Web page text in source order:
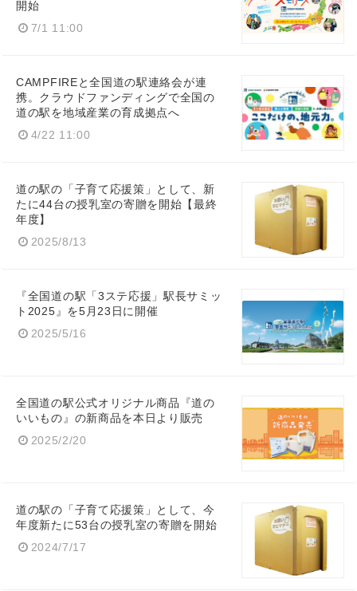
開始
7/1 11:00
CAMPFIREと全国道の駅連絡会が連
携。クラウドファンディングで全国の
道の駅を地域産業の育成拠点へ
4/22 11:00
道の駅の「子育て応援策」として、新
たに44台の授乳室の寄贈を開始【最終
年度】
2025/8/13
『全国道の駅「3ステ応援」駅長サミッ
ト2025』を5月23日に開催
2025/5/16
全国道の駅公式オリジナル商品『道の
いいもの』の新商品を本日より販売
2025/2/20
道の駅の「子育て応援策」として、今
年度新たに53台の授乳室の寄贈を開始
2024/7/17